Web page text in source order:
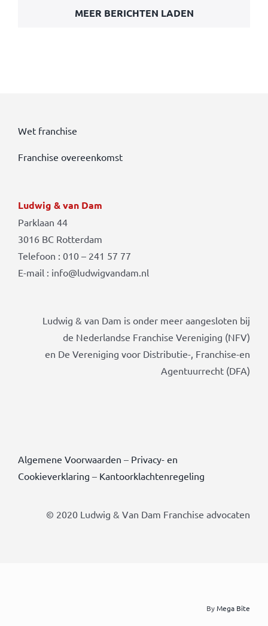
MEER BERICHTEN LADEN
Wet franchise
Franchise overeenkomst
Ludwig & van Dam
Parklaan 44
3016 BC Rotterdam
Telefoon : 010 – 241 57 77
E-mail : info@ludwigvandam.nl
Ludwig & van Dam is onder meer aangesloten bij
de Nederlandse Franchise Vereniging (NFV)
en De Vereniging voor Distributie-, Franchise-en
Agentuurrecht (DFA)
Algemene Voorwaarden – Privacy- en
Cookieverklaring – Kantoorklachtenregeling
© 2020 Ludwig & Van Dam Franchise advocaten
ByMega Bite